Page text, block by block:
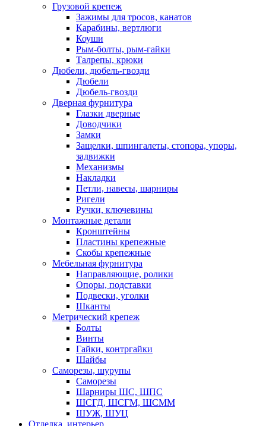
Грузовой крепеж
Зажимы для тросов, канатов
Карабины, вертлюги
Коуши
Рым-болты, рым-гайки
Талрепы, крюки
Дюбели, дюбель-гвозди
Дюбели
Дюбель-гвозди
Дверная фурнитура
Глазки дверные
Доводчики
Замки
Защелки, шпингалеты, стопора, упоры,
задвижки
Механизмы
Накладки
Петли, навесы, шарниры
Ригели
Ручки, ключевины
Монтажные детали
Кронштейны
Пластины крепежные
Скобы крепежные
Мебельная фурнитура
Направляющие, ролики
Опоры, подставки
Подвески, уголки
Шканты
Метрический крепеж
Болты
Винты
Гайки, контргайки
Шайбы
Саморезы, шурупы
Саморезы
Шарниры ШС, ШПС
ШСГД, ШСГМ, ШСММ
ШУЖ, ШУЦ
Отделка, интерьер